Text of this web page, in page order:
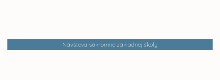
Návšteva súkromne základnej školy